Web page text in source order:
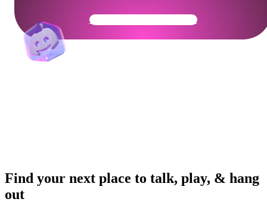
Get Your Community Ready
Find your next place to talk, play, & hang
out